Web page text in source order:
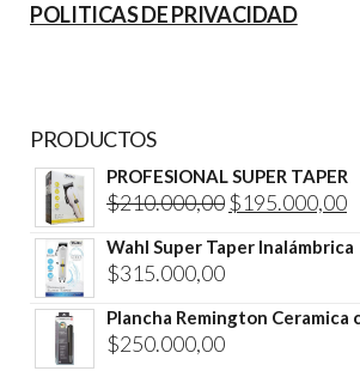
POLITICAS DE PRIVACIDAD
PRODUCTOS
PROFESIONAL SUPER TAPER
$210.000,00 El
precio
$210.000,00.
$195.000,00El
Wahl Super Taper Inalámbrica
$315.000,00
Plancha Remington Ceramica
$250.000,00